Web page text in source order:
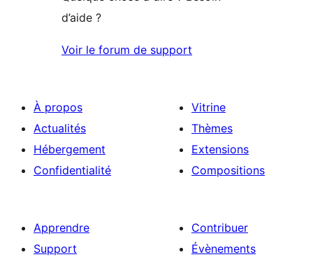
d’aide ?
Voir le forum de support
À propos
Actualités
Hébergement
Confidentialité
Vitrine
Thèmes
Extensions
Compositions
Apprendre
Support
Contribuer
Évènements